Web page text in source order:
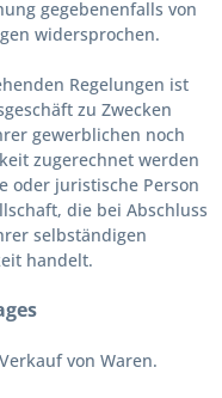
gegebenenfalls von
widersprochen.
Regelungen ist
zu Zwecken
gewerblichen noch
zugerechnet werden
oder juristische Person
die bei Abschluss
selbständigen
handelt.
von Waren.